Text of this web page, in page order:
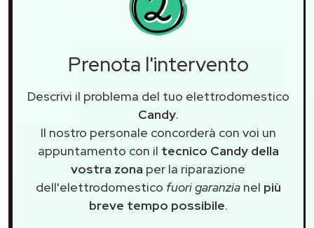
Prenota l'intervento
Descrivi il problema del tuo elettrodomestico
Candy.
Il nostro personale concorderà con voi un
appuntamento con il tecnico Candy della
vostra zona per la riparazione
dell'elettrodomestico fuori garanzianel più
breve tempo possibile.